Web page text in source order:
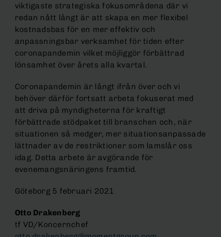
viktigaste strategiska fokusområdena där vi
redan nått långt är att skapa en mer flexibel
kostnadsbas för en mer effektiv och
anpassningsbar verksamhet för tiden efter
coronapandemin vilket möjliggör förbättrad
lönsamhet över årets alla kvartal.
Coronapandemin är långt ifrån över och vi
behöver därför fortsatt arbeta fokuserat med
att driva på myndigheterna för kraftigt
förbättrade stödpaket till branschen och, när
situationen så medger, mer situationsanpassade
lättnader av de restriktioner som lamslår oss
idag. Detta arbete är avgörande för
evenemangsnäringens framtid.
Göteborg 5 februari 2021
Otto Drakenberg
tf VD/Koncernchef